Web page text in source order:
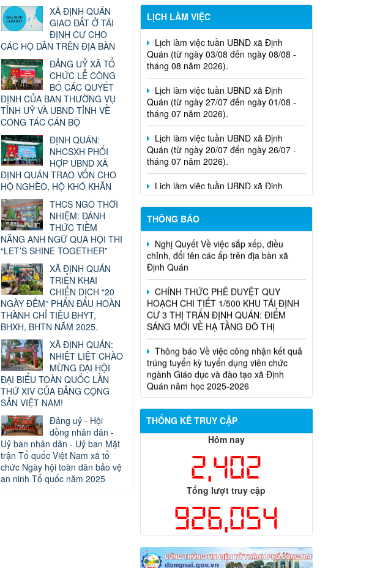
LỊCH LÀM VIỆC
Lịch làm việc tuần UBND xã Định
Quán (từ ngày 03/08 đến ngày 08/08 -
tháng 08 năm 2026).
Lịch làm việc tuần UBND xã Định
Quán (từ ngày 27/07 đến ngày 01/08 -
tháng 07 năm 2026).
Lịch làm việc tuần UBND xã Định
Quán (từ ngày 20/07 đến ngày 26/07 -
tháng 07 năm 2026).
Lịch làm việc tuần UBND xã Định
Quán (từ ngày 13/07 đến ngày 18/07 -
tháng 07 năm 2026).
THÔNG BÁO
Nghị Quyết Về việc sắp xếp, điều
chỉnh, đổi tên các ấp trên địa bàn xã
Định Quán
CHÍNH THỨC PHÊ DUYỆT QUY
HOẠCH CHI TIẾT 1/500 KHU TÁI ĐỊNH
CƯ 3 THỊ TRẤN ĐỊNH QUÁN: ĐIỂM
SÁNG MỚI VỀ HẠ TẦNG ĐÔ THỊ
Thông báo Về việc công nhận kết quả
trúng tuyển kỳ tuyển dụng viên chức
ngành Giáo dục và đào tạo xã Định
Quán năm học 2025-2026
QUYẾT ĐỊNH VỀ VIỆC CÔNG NHẬN
KẾT QUẢ TUYỂN DỤNG VIÊN CHỨC
NGÀNH GIÁO DỤC VÀ ĐÀO TẠO XÃ
ĐỊNH QUÁN NĂM HỌC 2025-2026
THỐNG KÊ TRUY CẬP
Hôm nay
2,402
Tổng lượt truy cập
926,054
XÃ ĐỊNH QUÁN
GIAO ĐẤT Ở TÁI
ĐỊNH CƯ CHO
CÁC HỘ DÂN TRÊN ĐỊA BÀN
ĐẢNG UỶ XÃ TỔ
CHỨC LỄ CÔNG
BỐ CÁC QUYẾT
ĐỊNH CỦA BAN THƯỜNG VỤ
TỈNH UỶ VÀ UBND TỈNH VỀ
CÔNG TÁC CÁN BỘ
ĐỊNH QUÁN:
NHCSXH PHỐI
HỢP UBND XÃ
ĐỊNH QUÁN TRAO VỐN CHO
HỘ NGHÈO, HỘ KHÓ KHĂN
THCS NGÔ THỜI
NHIỆM: ĐÁNH
THỨC TIỀM
NĂNG ANH NGỮ QUA HỘI THI
“LET’S SHINE TOGETHER”
XÃ ĐỊNH QUÁN
TRIỂN KHAI
CHIẾN DỊCH “20
NGÀY ĐÊM” PHẤN ĐẤU HOÀN
THÀNH CHỈ TIÊU BHYT,
BHXH, BHTN NĂM 2025.
XÃ ĐỊNH QUÁN:
NHIỆT LIỆT CHÀO
MỪNG ĐẠI HỘI
ĐẠI BIỂU TOÀN QUỐC LẦN
THỨ XIV CỦA ĐẢNG CỘNG
SẢN VIỆT NAM!
Đảng uỷ - Hội
đồng nhân dân -
Uỷ ban nhân dân - Uỷ ban Mặt
trận Tổ quốc Việt Nam xã tổ
chức Ngày hội toàn dân bảo vệ
an ninh Tổ quốc năm 2025